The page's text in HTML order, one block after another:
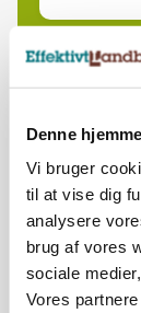
Denne
Vi bruger
til at vise dig
analysere
brug af vores
sociale
Vores Kalve